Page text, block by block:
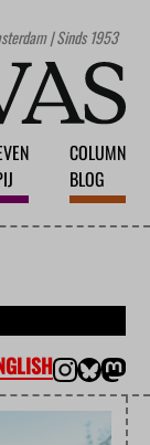
| Sinds 1953
COLUMN
BLOG